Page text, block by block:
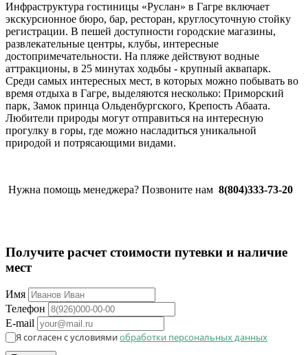
Инфраструктура гостиницы «Руслан» в Гагре включает
экскурсионное бюро, бар, ресторан, круглосуточную стойку
регистрации. В пешей доступности городские магазины,
развлекательные центры, клубы, интересные
достопримечательности. На пляже действуют водные
аттракционы, в 25 минутах ходьбы - крупный аквапарк.
Среди самых интересных мест, в которых можно побывать во
время отдыха в Гагре, выделяются несколько: Приморский
парк, Замок принца Ольденбургского, Крепость Абаата.
Любители природы могут отправиться на интересную
прогулку в горы, где можно насладиться уникальной
природой и потрясающими видами.
Нужна помощь менеджера? Позвоните нам 8(804)333-73-20
Получите расчет стоимости путевки и наличие
мест
Имя
Телефон
E-mail
Я согласен с условиямиобработки персональных данных